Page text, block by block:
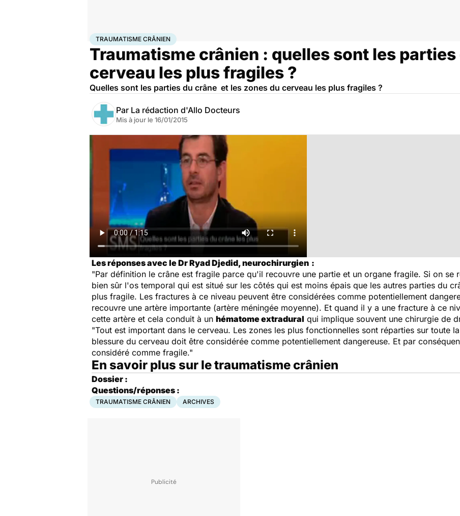
AccueilSantéTraumatisme crânien
TRAUMATISME CRÂNIEN
Traumatisme crânien : quelles sont les parties
cerveau les plus fragiles ?
Quelles sont les parties du crâne et les zones du cerveau les plus fragiles ?
Par La rédaction d'Allo Docteurs
Mis à jour le 16/01/2015
Les réponses avec le Dr Ryad Djedid, neurochirurgien :
"Par définition le crâne est fragile parce qu'il recouvre une partie et un organe fragile. Si on se
bien sûr l'os temporal qui est situé sur les côtés qui est moins épais que les autres parties du
plus fragile. Les fractures à ce niveau peuvent être considérées comme potentiellement
recouvre une artère importante (artère méningée moyenne). Et quand il y a une fracture à ce
cette artère et cela conduit à un hématome extradural qui implique souvent une chirurgie de
"Tout est important dans le cerveau. Les zones les plus fonctionnelles sont réparties sur toute
blessure du cerveau doit être considérée comme potentiellement dangereuse. Et par
considéré comme fragile."
En savoir plus sur le traumatisme crânien
Dossier :
Questions/réponses :
TRAUMATISME CRÂNIEN ARCHIVES